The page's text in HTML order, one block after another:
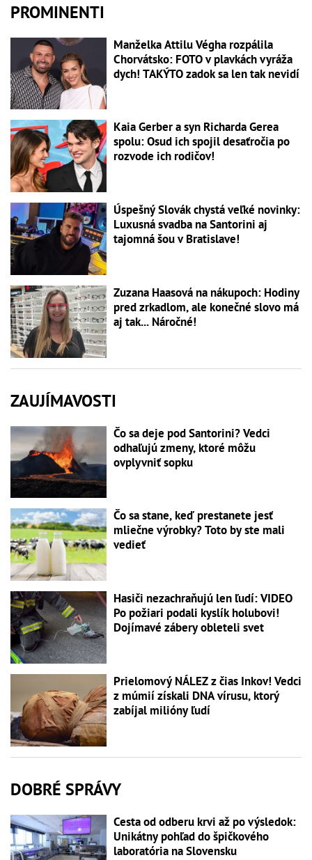
PROMINENTI
Manželka Attilu Végha rozpálila
Chorvátsko: FOTO v plavkách vyráža
dych! TAKÝTO zadok sa len tak nevidí
Kaia Gerber a syn Richarda Gerea
spolu: Osud ich spojil desaťročia po
rozvode ich rodičov!
Úspešný Slovák chystá veľké novinky:
Luxusná svadba na Santorini aj
tajomná šou v Bratislave!
Zuzana Haasová na nákupoch: Hodiny
pred zrkadlom, ale konečné slovo má
aj tak... Náročné!
ZAUJÍMAVOSTI
Čo sa deje pod Santorini? Vedci
odhaľujú zmeny, ktoré môžu
ovplyvniť sopku
Čo sa stane, keď prestanete jesť
mliečne výrobky? Toto by ste mali
vedieť
Hasiči nezachraňujú len ľudí: VIDEO
Po požiari podali kyslík holubovi!
Dojímavé zábery obleteli svet
Prielomový NÁLEZ z čias Inkov! Vedci
z múmií získali DNA vírusu, ktorý
zabíjal milióny ľudí
DOBRÉ SPRÁVY
Cesta od odberu krvi až po výsledok:
Unikátny pohľad do špičkového
laboratória na Slovensku